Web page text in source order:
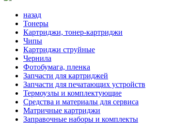
назад
Тонеры
Картриджи, тонер-картриджи
Чипы
Картриджи струйные
Чернила
Фотобумага, пленка
Запчасти для картриджей
Запчасти для печатающих устройств
Термоузлы и комплектующие
Средства и материалы для сервиса
Матричные картриджи
Заправочные наборы и комплекты